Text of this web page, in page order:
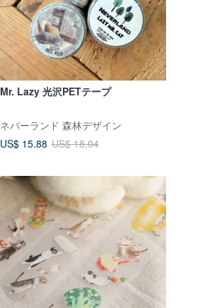
Mr. Lazy 光沢PETテープ
ネバーランド 森林デザイン
US$ 15.88 US$ 18.04